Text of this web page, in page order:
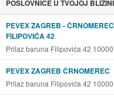
POSLOVNICE U TVOJOJ BLIZINI
PEVEX ZAGREB -
FILIPOVIĆA 42
Prilaz baruna Filipovića 42
PEVEX ZAGREB ČRNOMEREC
Prilaz baruna Filipovića 42